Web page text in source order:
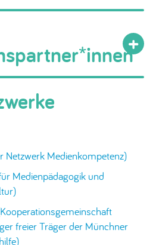
Netzwerk Medienkompetenz)
Medienpädagogik und
freier Träger der Münchner